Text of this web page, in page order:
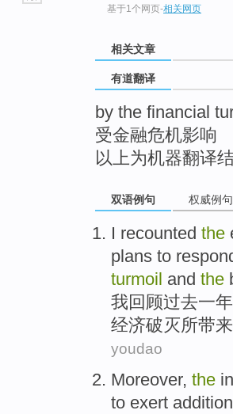
基于1个网页-相关网页
相关文章
有道翻译
by the financial
受金融危机影响
以上为机器翻译
双语例句 权威例句
I recounted the
plans to
turmoil and the
我回顾过去一
经济破灭所带来
youdao
Moreover, the
to exert